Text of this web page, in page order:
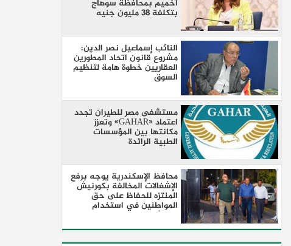
أخميم بمحافظة سوهاج
بتكلفة 38 مليون جنيه
النائب إسماعيل نصر الدين:
مشروع قانون اتحاد المطورين
العقاريين خطوة هامة لتنظيم
السوق
مستشفى مصر للطيران تجدد
اعتماد «GAHAR» وتعزز
مكانتها بين المؤسسات
الطبية الرائدة
محافظ الإسكندرية يوجه برفع
الإشغالات المخالفة بكورنيش
المنتزه للحفاظ على حق
المواطنين في استخدام
الممشى